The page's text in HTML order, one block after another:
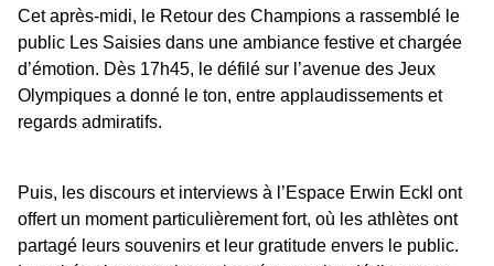
Cet après-midi, le Retour des Champions a rassemblé le
public Les Saisies dans une ambiance festive et chargée
d’émotion. Dès 17h45, le défilé sur l’avenue des Jeux
Olympiques a donné le ton, entre applaudissements et
regards admiratifs.
Puis, les discours et interviews à l’Espace Erwin Eckl ont
offert un moment particulièrement fort, où les athlètes ont
partagé leurs souvenirs et leur gratitude envers le public.